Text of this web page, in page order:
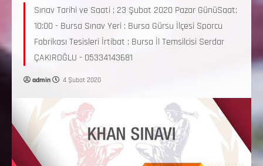
Sınav Tarihi ve Saati : 23 Şubat 2020 Pazar GünüSaat:
10:00 - Bursa Sınav Yeri : Bursa Gürsu İlçesi Sporcu
Fabrikası Tesisleri İrtibat : Bursa İl Temsilcisi Serdar
ÇAKIROĞLU - 05334143681
admin 4 Şubat 2020